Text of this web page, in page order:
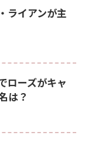
ライアンが主
ローズがキャ
は？